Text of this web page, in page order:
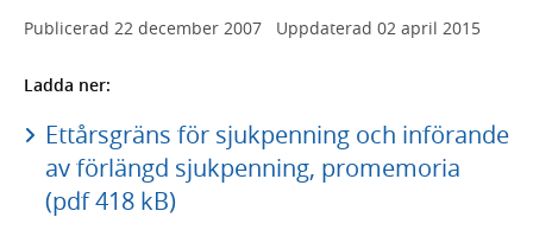
Publicerad 22 december 2007 Uppdaterad 02 april 2015
Ladda ner:
Ettårsgräns för sjukpenning och införande
av förlängd sjukpenning, promemoria
(pdf 418 kB)